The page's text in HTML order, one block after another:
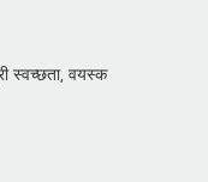
स्वच्छता, वयस्क